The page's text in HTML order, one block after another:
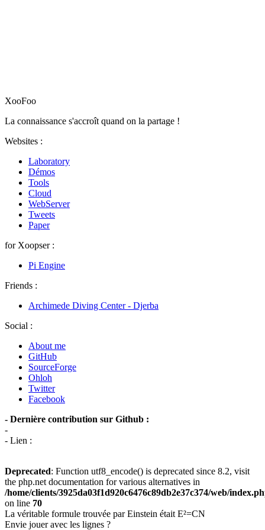
XooFoo
La connaissance s'accroît quand on la partage !
Websites :
Laboratory
Démos
Tools
Cloud
WebServer
Tweets
Paper
for Xoopser :
Pi Engine
Friends :
Archimede Diving Center - Djerba
Social :
About me
GitHub
SourceForge
Ohloh
Twitter
Facebook
- Dernière contribution sur Github :
-
- Lien :
Deprecated: Function utf8_encode() is deprecated since 8.2, visit
the php.net documentation for various alternatives in
/home/clients/3925da03f1d920c6476c89db2e37c374/web/
on line 70
La véritable formule trouvée par Einstein était E²=CN
Envie jouer avec les lignes ?